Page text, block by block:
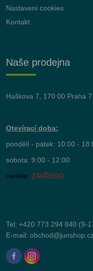
Nastavení cookies
Kontakt
Naše prodejna
Haškova 7, 170 00 Praha 7
Otevírací doba:
pondělí - pátek: 10:00 -
sobota: 9:00 - 12:00
neděle: ZAVŘENO
Tel: +420 773 294 840 (9-
E-mail: obchod@junshop.cz